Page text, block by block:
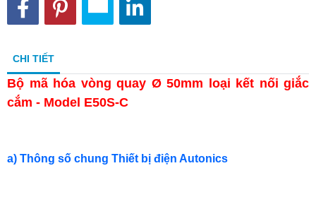
CHI TIẾT
Bộ mã hóa vòng quay Ø 50mm loại kết nối giắc
cắm - Model E50S-C
a) Thông số chung Thiết bị điện Autonics